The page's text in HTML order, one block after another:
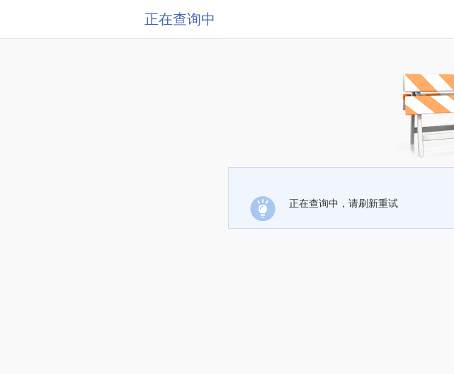
正在查询中
正在查询中，请刷新重试